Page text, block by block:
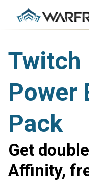
Twitch
Power
Pack
Get
Affinity,